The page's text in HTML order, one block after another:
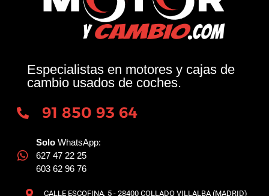
Especialistas en motores y cajas de
cambio usados de coches.
91 850 93 64
Solo WhatsApp:
627 47 22 25
603 62 96 76
CALLE ESCOFINA, 5 - 28400 COLLADO VILLALBA (MADRID)